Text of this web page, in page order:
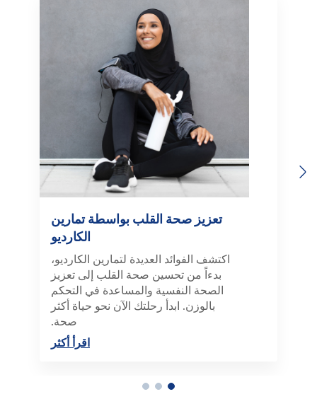
Previous
تعزيز صحة القلب بواسطة تمارين
الكارديو
اكتشف الفوائد العديدة لتمارين الكارديو،
بدءاً من تحسين صحة القلب إلى تعزيز
الصحة النفسية والمساعدة في التحكم
بالوزن. ابدأ رحلتك الآن نحو حياة أكثر
صحة.
اقرأ أكثر